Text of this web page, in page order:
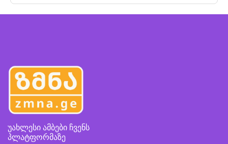
უახლესი ამბები ჩვენს
პლატფორმაზე